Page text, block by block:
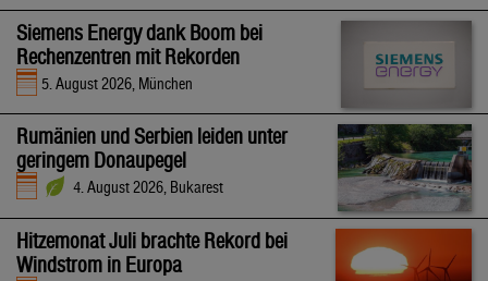
Siemens Energy dank Boom bei
Rechenzentren mit Rekorden
5. August 2026, München
Rumänien und Serbien leiden unter
geringem Donaupegel
4. August 2026, Bukarest
Hitzemonat Juli brachte Rekord bei
Windstrom in Europa